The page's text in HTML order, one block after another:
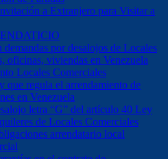
a Extranjero para Visitar a
demandas por desalojos de Locales
oficinas, viviendas en Venezuela
Locales Comerciales
que regula el arrendamiento de
en Venezuela
letra “G” del artículo 40 Ley
de Locales Comerciales
arrendatario local